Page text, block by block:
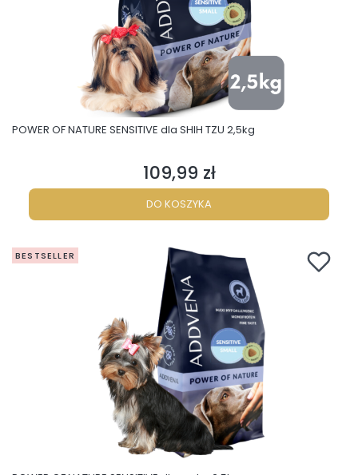
POWER OF NATURE SENSITIVE dla SHIH TZU 2,5kg
Cena
109,99 zł
DO KOSZYKA
BESTSELLER